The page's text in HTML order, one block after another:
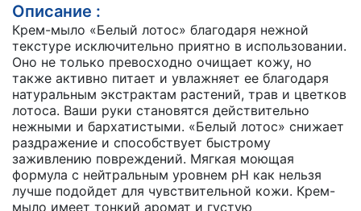
Описание :
Крем-мыло «Белый лотос» благодаря нежной
текстуре исключительно приятно в использовании.
Оно не только превосходно очищает кожу, но
также активно питает и увлажняет ее благодаря
натуральным экстрактам растений, трав и цветков
лотоса. Ваши руки становятся действительно
нежными и бархатистыми. «Белый лотос» снижает
раздражение и способствует быстрому
заживлению повреждений. Мягкая моющая
формула с нейтральным уровнем pH как нельзя
лучше подойдет для чувствительной кожи. Крем-
мыло имеет тонкий аромат и густую